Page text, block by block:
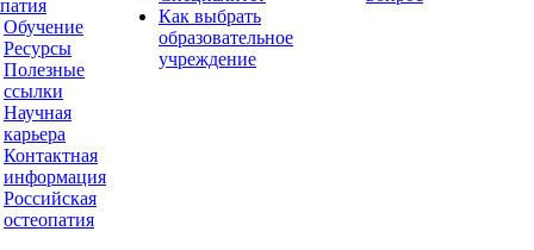
Обучение
Ресурсы
Полезные
ссылки
Научная
карьера
Контактная
информация
Российская
остеопатия
Как выбрать
образовательное
учреждение